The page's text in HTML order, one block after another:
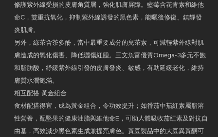
修護紫外線受損的皮膚角質層，強化肌膚屏障。藍莓含花青素和維他
命C，雙重抗氧化，抑制紫外線誘發的黑色素，能曬後修復、鎮靜發
炎肌膚。
另外，綠茶含茶多酚，當中最重要成分的兒茶素，可減輕紫外線對肌
膚造成的氧化傷害、降低曬傷紅腫。三文魚富優質Omega-3多元不飽
和脂肪酸，紓緩紫外線引發的皮膚發炎、敏感，有助延緩老化，維持
膚質水潤飽滿。
相互配搭 黃金組合
食材配搭得宜，成為黃金組合，令功效提升；如番茄中茄紅素屬脂溶
性營養，配堅果的健康油脂與維他命E，可助人體吸收茄紅素及對抗自
由基，高效減少黑色素生成兼提亮膚色。黃豆製品中的大豆異黃酮可